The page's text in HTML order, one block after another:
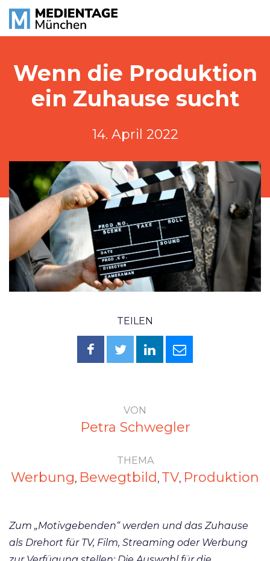
Wenn die Produktion
ein Zuhause sucht
14. April 2022
TEILEN
VON
Petra Schwegler
THEMA
Werbung, Bewegtbild, TV, Produktion
Zum „Motivgebenden“ werden und das Zuhause
als Drehort für TV, Film, Streaming oder Werbung